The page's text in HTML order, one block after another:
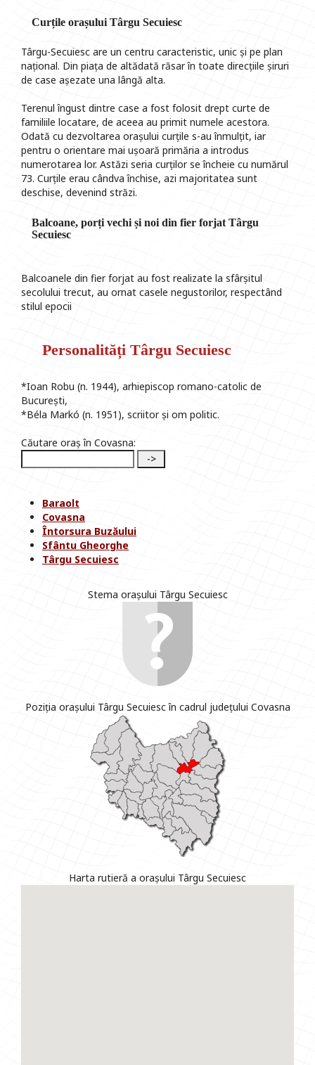
Curțile orașului Târgu Secuiesc
Târgu-Secuiesc are un centru caracteristic, unic și pe plan
național. Din piața de altădată răsar în toate direcțiile șiruri
de case așezate una lângă alta.
Terenul îngust dintre case a fost folosit drept curte de
familiile locatare, de aceea au primit numele acestora.
Odată cu dezvoltarea orașului curțile s-au înmulțit, iar
pentru o orientare mai ușoară primăria a introdus
numerotarea lor. Astăzi seria curților se încheie cu numărul
73. Curțile erau cândva închise, azi majoritatea sunt
deschise, devenind străzi.
Balcoane, porți vechi și noi din fier forjat Târgu
Secuiesc
Balcoanele din fier forjat au fost realizate la sfârșitul
secolului trecut, au ornat casele negustorilor, respectând
stilul epocii
Personalități Târgu Secuiesc
*Ioan Robu (n. 1944), arhiepiscop romano-catolic de
București,
*Béla Markó (n. 1951), scriitor și om politic.
Căutare oraș în Covasna:
Baraolt
Covasna
Întorsura Buzăului
Sfântu Gheorghe
Târgu Secuiesc
Stema orașului Târgu Secuiesc
Poziția orașului Târgu Secuiesc în cadrul județului Covasna
Harta rutieră a orașului Târgu Secuiesc